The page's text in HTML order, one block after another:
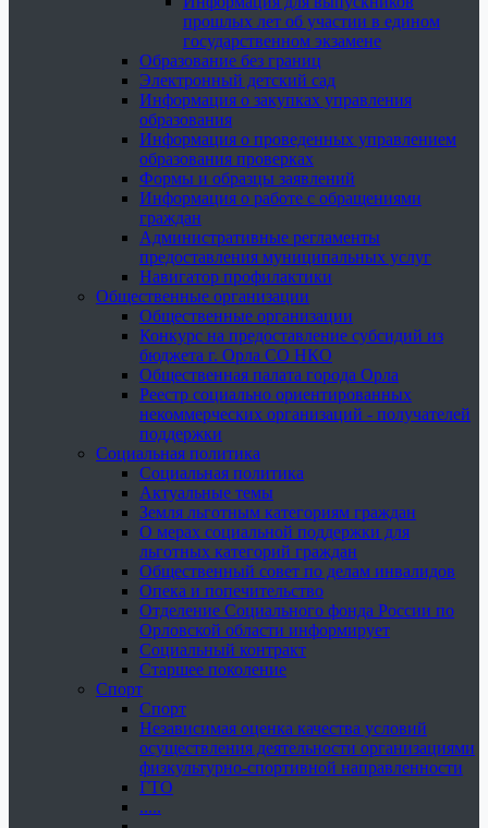
прошлых лет об участии в едином
государственном экзамене
Образование без границ
Электронный детский сад
Информация о закупках управления
образования
Информация о проведенных управлением
образования проверках
Формы и образцы заявлений
Информация о работе с обращениями
граждан
Административные регламенты
предоставления муниципальных услуг
Навигатор профилактики
Общественные организации
Общественные организации
Конкурс на предоставление субсидий из
бюджета г. Орла СО НКО
Общественная палата города Орла
Реестр социально ориентированных
некоммерческих организаций - получателей
поддержки
Социальная политика
Социальная политика
Актуальные темы
Земля льготным категориям граждан
О мерах социальной поддержки для
льготных категорий граждан
Общественный совет по делам инвалидов
Опека и попечительство
Отделение Социального фонда России по
Орловской области информирует
Социальный контракт
Старшее поколение
Спорт
Спорт
Независимая оценка качества условий
осуществления деятельности организациями
физкультурно-спортивной направленности
ГТО
.....